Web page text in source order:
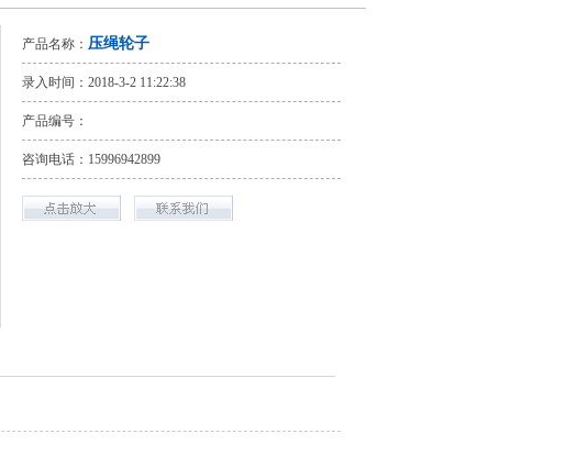
产品名称： 压绳轮子
录入时间：2018-3-2 11:22:38
产品编号：
咨询电话： 15996942899